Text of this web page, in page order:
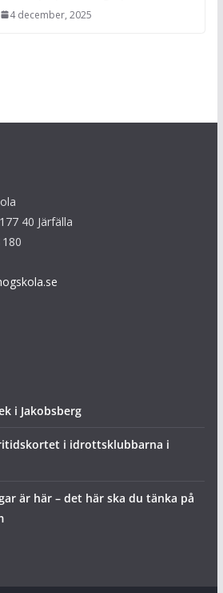
4 december, 2025
40 Järfälla
i Jakobsberg
i idrottsklubbarna i
är här – det här ska du tänka på